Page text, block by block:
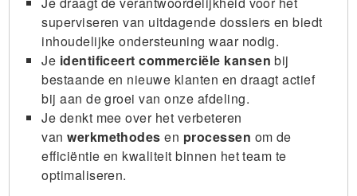
superviseren van uitdagende dossiers en biedt
inhoudelijke ondersteuning waar nodig.
Je identificeert commerciële kansen bij
bestaande en nieuwe klanten en draagt actief
bij aan de groei van onze afdeling.
Je denkt mee over het verbeteren
vanwerkmethodes en processen om de
efficiëntie en kwaliteit binnen het team te
optimaliseren.